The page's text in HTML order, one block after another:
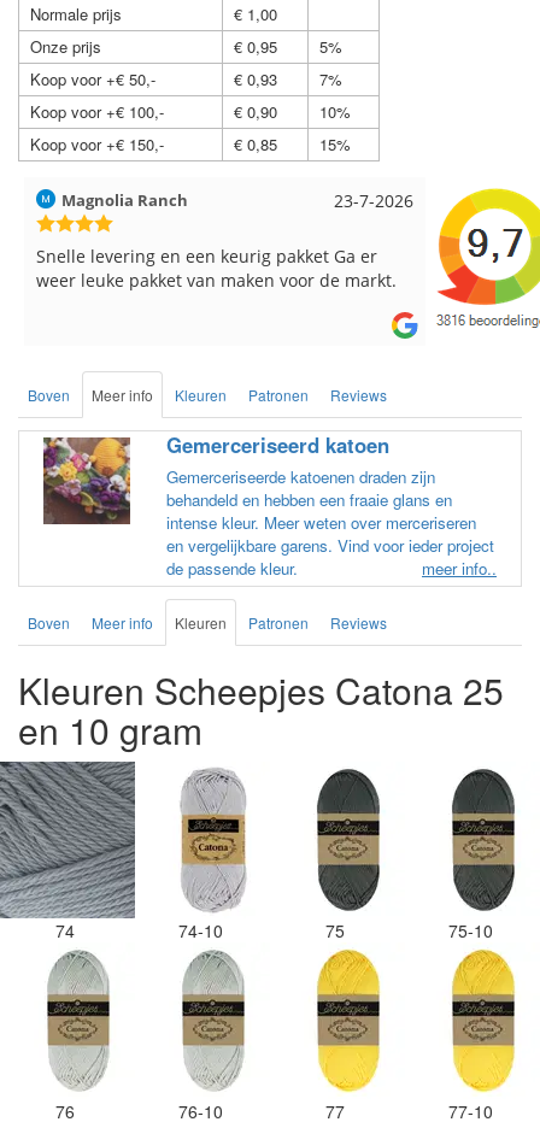
Normale prijs
€ 1,00
Onze prijs
€ 0,95
5%
Koop voor +€ 50,-
€ 0,93
7%
Koop voor +€ 100,-
€ 0,90
10%
Koop voor +€ 150,-
€ 0,85 15%
17-7-2026
Hilde uit Loyers
Reeds meerdere keren breigaren en
breinaalden besteld, altijd heel tevreden over
Loes uit
Snelle
Boven Meer info Kleuren Patronen Reviews
Gemerceriseerd katoen
Gemerceriseerde katoenen draden zijn
behandeld en hebben een fraaie glans en
intense kleur. Meer weten over merceriseren
en vergelijkbare garens. Vind voor ieder project
de passende kleur.
meer info..
Boven Meer info Kleuren Patronen Reviews
Kleuren Scheepjes Catona 25
en 10 gram
74 74-10 75 75-10
76 76-10 77 77-10